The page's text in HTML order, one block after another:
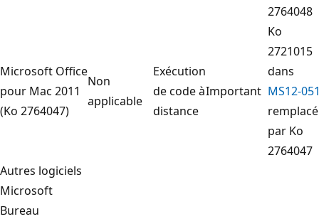
2764048
Microsoft Office
pour Mac 2011
(Ko 2764047)
Non
applicable
Exécution
de code à
distance
Important
Ko
2721015
dans
MS12-
remplacé
par Ko
2764047
Autres logiciels
Microsoft
Bureau